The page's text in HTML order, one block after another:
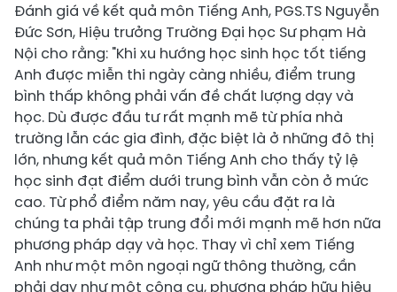
Đánh giá về kết quả môn Tiếng Anh, PGS.TS Nguyễn
Đức Sơn, Hiệu trưởng Trường Đại học Sư phạm Hà
Nội cho rằng: "Khi xu hướng học sinh học tốt tiếng
Anh được miễn thi ngày càng nhiều, điểm trung
bình thấp không phải vấn đề chất lượng dạy và
học. Dù được đầu tư rất mạnh mẽ từ phía nhà
trường lẫn các gia đình, đặc biệt là ở những đô thị
lớn, nhưng kết quả môn Tiếng Anh cho thấy tỷ lệ
học sinh đạt điểm dưới trung bình vẫn còn ở mức
cao. Từ phổ điểm năm nay, yêu cầu đặt ra là
chúng ta phải tập trung đổi mới mạnh mẽ hơn nữa
phương pháp dạy và học. Thay vì chỉ xem Tiếng
Anh như một môn ngoại ngữ thông thường, cần
phải dạy như một công cụ, phương pháp hữu hiệu